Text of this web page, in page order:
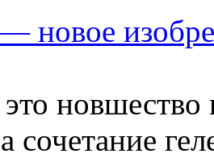
новое
сочетание